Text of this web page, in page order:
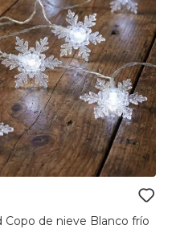
Copo de nieve Blanco frío